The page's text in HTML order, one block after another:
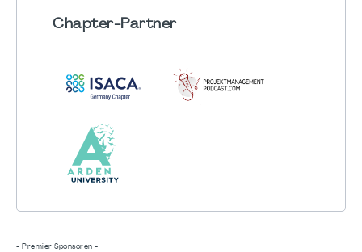
Chapter-Partner
- Premier Sponsoren -